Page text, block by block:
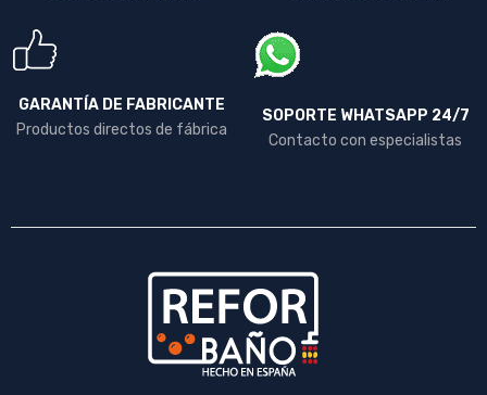
GARANTÍA DE FABRICANTE
Productos directos de fábrica
SOPORTE WHATSAPP 24/7
Contacto con especialistas